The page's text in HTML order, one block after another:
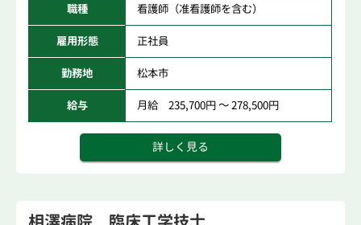
職種 看護師（准看護師を含む）
雇用形態 正社員
勤務地 松本市
給与 月給 235,700円 ～ 278,500円
詳しく見る